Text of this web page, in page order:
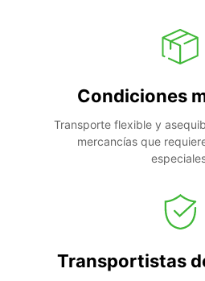
Condiciones
Transporte flexible y
mercancías que
Transportistas